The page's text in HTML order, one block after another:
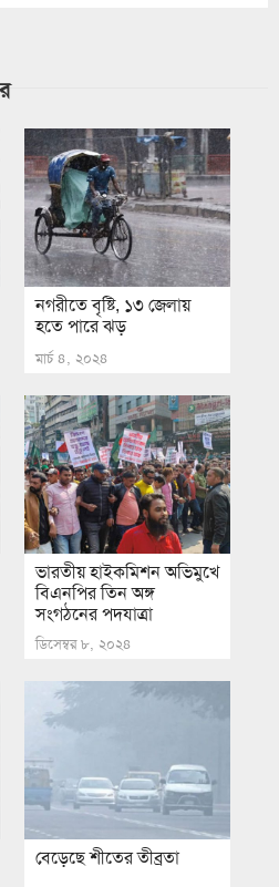
নগরীতে বৃষ্টি, ১৩ জেলায়
হতে পারে ঝড়
মার্চ ৪, ২০২৪
ভারতীয় হাইকমিশন অভিমুখে
বিএনপির তিন অঙ্গ
সংগঠনের পদযাত্রা
ডিসেম্বর ৮, ২০২৪
বেড়েছে শীতের তীব্রতা